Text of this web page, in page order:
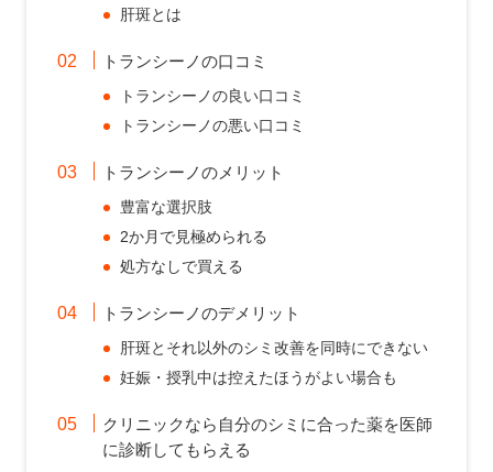
肝斑とは
トランシーノの口コミ
トランシーノの良い口コミ
トランシーノの悪い口コミ
トランシーノのメリット
豊富な選択肢
2か月で見極められる
処方なしで買える
トランシーノのデメリット
肝斑とそれ以外のシミ改善を同時にできない
妊娠・授乳中は控えたほうがよい場合も
クリニックなら自分のシミに合った薬を医師
に診断してもらえる